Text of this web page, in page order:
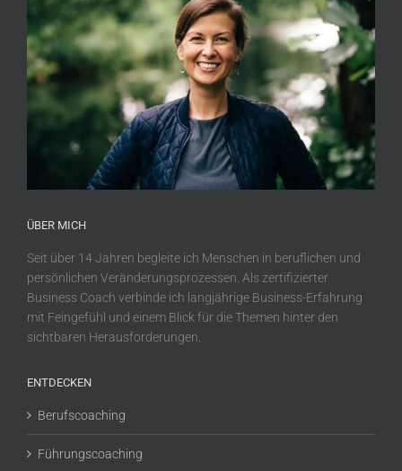
ÜBER MICH
Seit über 14 Jahren begleite ich Menschen in beruflichen und
persönlichen Veränderungsprozessen. Als zertifizierter
Business Coach verbinde ich langjährige Business-Erfahrung
mit Feingefühl und einem Blick für die Themen hinter den
sichtbaren Herausforderungen.
ENTDECKEN
Berufscoaching
Führungscoaching